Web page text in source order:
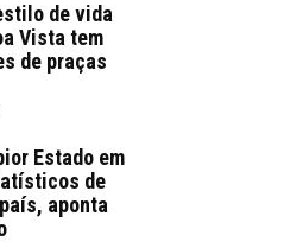
de vida
Vista tem
de praças
Estado em
de
aponta